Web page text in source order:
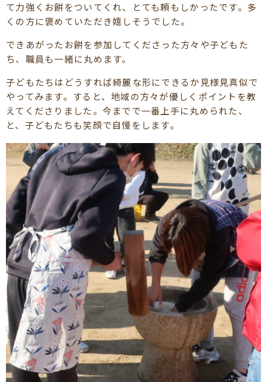
て力強くお餅をついてくれ、とても頼もしかったです。多
くの方に褒めていただき嬉しそうでした。
できあがったお餅を参加してくださった方々や子どもた
ち、職員も一緒に丸めます。
子どもたちはどうすれば綺麗な形にできるか見様見真似で
やってみます。すると、地域の方々が優しくポイントを教
えてくださりました。今までで一番上手に丸められた、
と、子どもたちも笑顔で自慢をします。